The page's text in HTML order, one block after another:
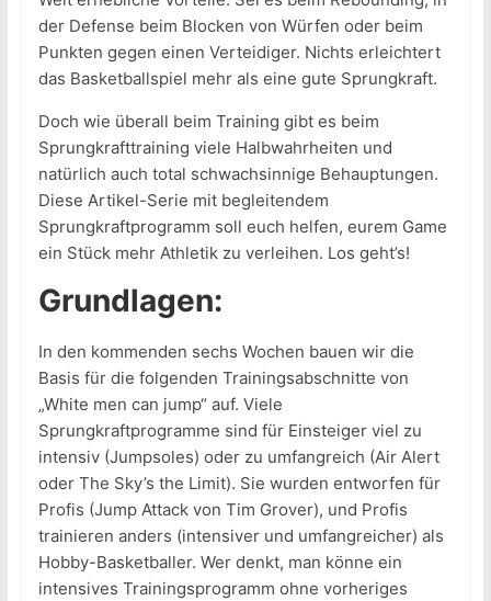
der Defense beim Blocken von Würfen oder beim
Punkten gegen einen Verteidiger. Nichts erleichtert
das Basketballspiel mehr als eine gute Sprungkraft.
Doch wie überall beim Training gibt es beim
Sprungkrafttraining viele Halbwahrheiten und
natürlich auch total schwachsinnige Behauptungen.
Diese Artikel-Serie mit begleitendem
Sprungkraftprogramm soll euch helfen, eurem Game
ein Stück mehr Athletik zu verleihen. Los geht’s!
Grundlagen:
In den kommenden sechs Wochen bauen wir die
Basis für die folgenden Trainingsabschnitte von
„White men can jump“ auf. Viele
Sprungkraftprogramme sind für Einsteiger viel zu
intensiv (Jumpsoles) oder zu umfangreich (Air Alert
oder The Sky’s the Limit). Sie wurden entworfen für
Profis (Jump Attack von Tim Grover), und Profis
trainieren anders (intensiver und umfangreicher) als
Hobby-Basketballer. Wer denkt, man könne ein
intensives Trainingsprogramm ohne vorheriges